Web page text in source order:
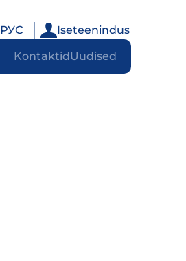
РУС
Iseteenindus
KontaktidUudised